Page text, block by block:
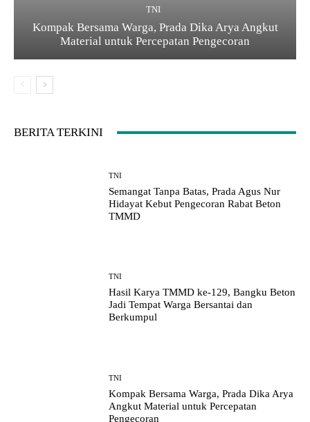
TNI
Kompak Bersama Warga, Prada Dika Arya Angkut
Material untuk Percepatan Pengecoran
BERITA TERKINI
TNI
Semangat Tanpa Batas, Prada Agus Nur
Hidayat Kebut Pengecoran Rabat Beton
TMMD
TNI
Hasil Karya TMMD ke-129, Bangku Beton
Jadi Tempat Warga Bersantai dan
Berkumpul
TNI
Kompak Bersama Warga, Prada Dika Arya
Angkut Material untuk Percepatan
Pengecoran